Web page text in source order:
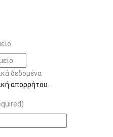
δεδομένα
απορρήτου